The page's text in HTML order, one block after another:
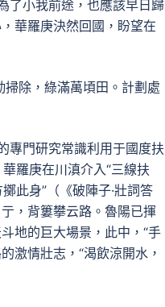
了小我前途，也應該早日歸
華羅庚決然回國，盼望在
除，綠滿萬頃田。計劃處
專門研究常識利用于國度扶
羅庚在川滇介入“三線扶
此身”（《破陣子·壯詞答
，背簍攀云路。魯陽已揮
地的巨大場景，此中，“手
激情壯志，“渴飲涼開水，